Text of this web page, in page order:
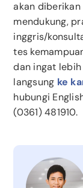
akan
mendukung,
inggris/
tes
dan ingat
langsung ke
hubungi
(0361) 481910.